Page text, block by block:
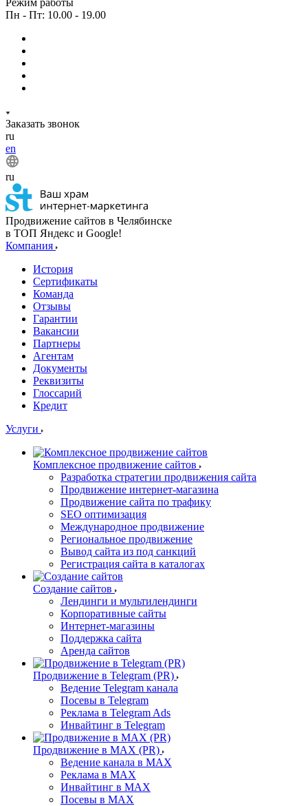
Режим работы
Пн - Пт: 10.00 - 19.00
Заказать звонок
ru
en
ru
Продвижение сайтов в Челябинске
в ТОП Яндекс и Google!
Компания
История
Сертификаты
Команда
Отзывы
Гарантии
Вакансии
Партнеры
Агентам
Документы
Реквизиты
Глоссарий
Кредит
Услуги
Комплексное продвижение сайтов
Разработка стратегии продвижения сайта
Продвижение интернет-магазина
Продвижение сайта по трафику
SEO оптимизация
Международное продвижение
Региональное продвижение
Вывод сайта из под санкций
Регистрация сайта в каталогах
Создание сайтов
Лендинги и мультилендинги
Корпоративные сайты
Интернет-магазины
Поддержка сайта
Аренда сайтов
Продвижение в Telegram (PR)
Ведение Telegram канала
Посевы в Telegram
Реклама в Telegram Ads
Инвайтинг в Telegram
Продвижение в MAX (PR)
Ведение канала в MAX
Реклама в MAX
Инвайтинг в MAX
Посевы в MAX